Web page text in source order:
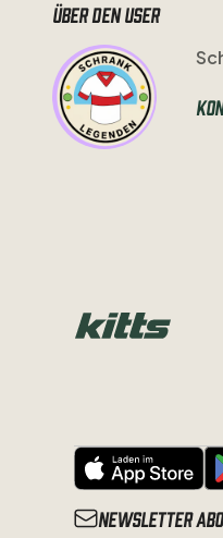
Über den user
Newsletter